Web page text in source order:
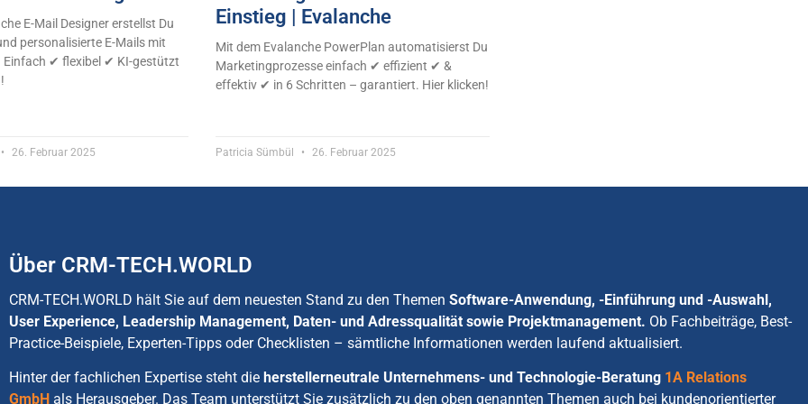
E-Mail Designer erstellst Du
personalisierte E-Mails mit
Einfach ✔ flexibel ✔ KI-gestützt
26. Februar 2025
Einstieg | Evalanche
Mit dem Evalanche PowerPlan automatisierst Du
Marketingprozesse einfach ✔ effizient ✔ &
effektiv ✔ in 6 Schritten – garantiert. Hier klicken!
Patricia Sümbül 26. Februar 2025
Über CRM-TECH.WORLD
CRM-TECH.WORLD hält Sie auf dem neuesten Stand zu den Themen Software-Anwendung, -Einführung und -Auswahl,
User Experience, Leadership Management, Daten- und Adressqualität sowie Projektmanagement. Ob Fachbeiträge, Best-
Practice-Beispiele, Experten-Tipps oder Checklisten – sämtliche Informationen werden laufend aktualisiert.
Hinter der fachlichen Expertise steht die herstellerneutrale Unternehmens- und Technologie-Beratung 1A Relations
GmbHals Herausgeber. Das Team unterstützt Sie zusätzlich zu den oben genannten Themen auch bei kundenorientierter